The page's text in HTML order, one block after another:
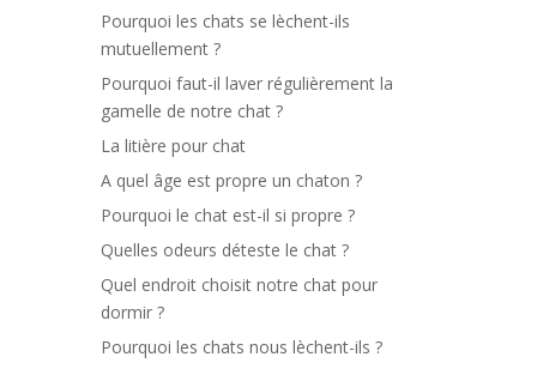
Pourquoi les chats se lèchent-ils
mutuellement ?
Pourquoi faut-il laver régulièrement la
gamelle de notre chat ?
La litière pour chat
A quel âge est propre un chaton ?
Pourquoi le chat est-il si propre ?
Quelles odeurs déteste le chat ?
Quel endroit choisit notre chat pour
dormir ?
Pourquoi les chats nous lèchent-ils ?